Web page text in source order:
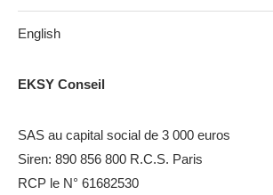
English
EKSY Conseil
SAS au capital social de 3 000 euros
Siren: 890 856 800 R.C.S. Paris
RCP le N° 61682530